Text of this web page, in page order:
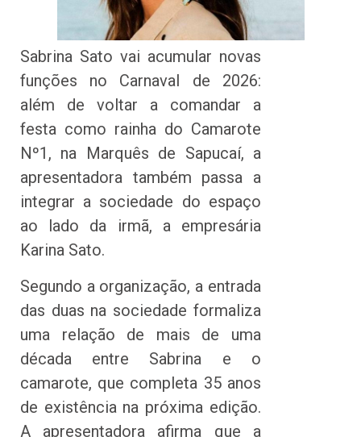
Sabrina Sato vai acumular novas
funções no Carnaval de 2026:
além de voltar a comandar a
festa como rainha do Camarote
Nº1, na Marquês de Sapucaí, a
apresentadora também passa a
integrar a sociedade do espaço
ao lado da irmã, a empresária
Karina Sato.
Segundo a organização, a entrada
das duas na sociedade formaliza
uma relação de mais de uma
década entre Sabrina e o
camarote, que completa 35 anos
de existência na próxima edição.
A apresentadora afirma que a